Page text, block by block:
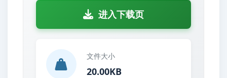
进入下载页
文件大小
20.00KB